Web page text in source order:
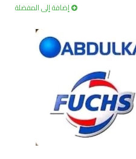
إضافة إلى المفضلة